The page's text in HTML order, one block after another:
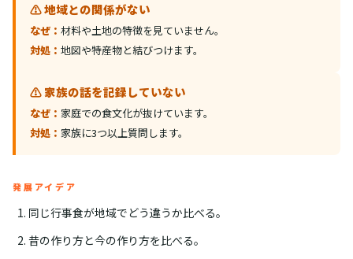
⚠️ 地域との関係がない
なぜ： 材料や土地の特徴を見ていません。
対処： 地図や特産物と結びつけます。
⚠️ 家族の話を記録していない
なぜ： 家庭での食文化が抜けています。
対処： 家族に3つ以上質問します。
発展アイデア
同じ行事食が地域でどう違うか比べる。
昔の作り方と今の作り方を比べる。